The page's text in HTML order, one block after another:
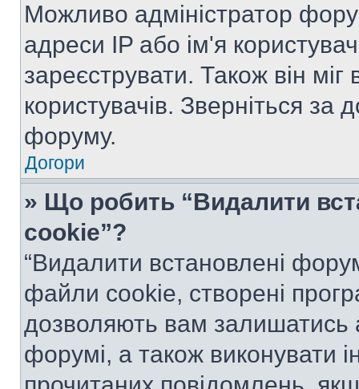
Можливо адміністратор
адреси IP або ім'я
зареєструвати. Також він
користувачів. Зверніться за
форуму.
Догори
» Що робить “Видалити
cookie”?
“Видалити встановлені
файли cookie, створені
дозволяють вам залишатись
форумі, а також виконувати